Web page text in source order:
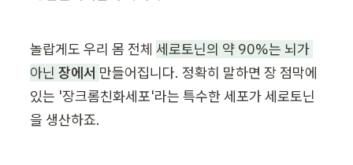
놀랍게도 우리 몸 전체 세로토닌의 약 90%는 뇌가
아닌 장에서 만들어집니다. 정확히 말하면 장 점막에
있는 '장크롬친화세포'라는 특수한 세포가 세로토닌
을 생산하죠.